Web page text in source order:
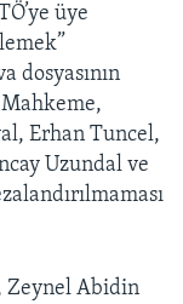
üye
dosyasının
Mahkeme,
Erhan Tuncel,
Uzundal ve
Zeynel Abidin